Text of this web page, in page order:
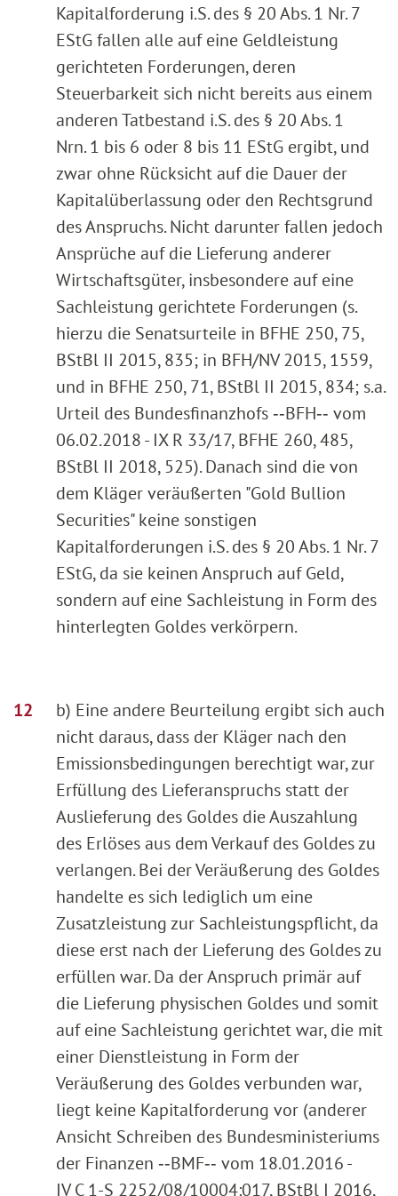
Kapitalforderung i.S. des § 20 Abs. 1 Nr. 7
EStG fallen alle auf eine Geldleistung
gerichteten Forderungen, deren
Steuerbarkeit sich nicht bereits aus einem
anderen Tatbestand i.S. des § 20 Abs. 1
Nrn. 1 bis 6 oder 8 bis 11 EStG ergibt, und
zwar ohne Rücksicht auf die Dauer der
Kapitalüberlassung oder den Rechtsgrund
des Anspruchs. Nicht darunter fallen jedoch
Ansprüche auf die Lieferung anderer
Wirtschaftsgüter, insbesondere auf eine
Sachleistung gerichtete Forderungen (s.
hierzu die Senatsurteile in BFHE 250, 75,
BStBl II 2015, 835; in BFH/NV 2015, 1559,
und in BFHE 250, 71, BStBl II 2015, 834; s.a.
Urteil des Bundesfinanzhofs ‑‑BFH‑‑ vom
06.02.2018 - IX R 33/17, BFHE 260, 485,
BStBl II 2018, 525). Danach sind die von
dem Kläger veräußerten "Gold Bullion
Securities" keine sonstigen
Kapitalforderungen i.S. des § 20 Abs. 1 Nr. 7
EStG, da sie keinen Anspruch auf Geld,
sondern auf eine Sachleistung in Form des
hinterlegten Goldes verkörpern.
b) Eine andere Beurteilung ergibt sich auch
nicht daraus, dass der Kläger nach den
Emissionsbedingungen berechtigt war, zur
Erfüllung des Lieferanspruchs statt der
Auslieferung des Goldes die Auszahlung
des Erlöses aus dem Verkauf des Goldes zu
verlangen. Bei der Veräußerung des Goldes
handelte es sich lediglich um eine
Zusatzleistung zur Sachleistungspflicht, da
diese erst nach der Lieferung des Goldes zu
erfüllen war. Da der Anspruch primär auf
die Lieferung physischen Goldes und somit
auf eine Sachleistung gerichtet war, die mit
einer Dienstleistung in Form der
Veräußerung des Goldes verbunden war,
liegt keine Kapitalforderung vor (anderer
Ansicht Schreiben des Bundesministeriums
der Finanzen ‑‑BMF‑‑ vom 18.01.2016 -
IV C 1-S 2252/08/10004:017, BStBl I 2016,